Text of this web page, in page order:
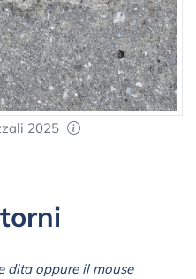
2025
dita oppure il mouse